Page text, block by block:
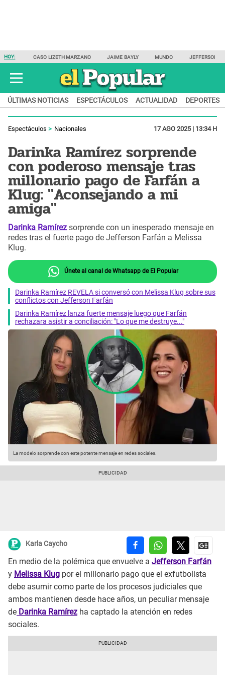
HOY: CASO LIZETH MARZANO JAIME BAYLY MUNDO JEFFERSON
ÚLTIMAS NOTICIAS ESPECTÁCULOS ACTUALIDAD DEPORTES
Espectáculos Nacionales 17 AGO 2025 | 13:34 H
Darinka Ramírez sorprende
con poderoso mensaje tras
millonario pago de Farfán a
Klug: "Aconsejando a mi
amiga"
Darinka Ramírez sorprende con un inesperado mensaje en
redes tras el fuerte pago de Jefferson Farfán a Melissa
Klug.
Únete al canal de Whatsapp de El Popular
Darinka Ramírez REVELA si conversó con Melissa Klug sobre sus
conflictos con Jefferson Farfán
Darinka Ramírez lanza fuerte mensaje luego que Farfán
rechazara asistir a conciliación: "Lo que me destruye..."
La modelo sorprende con este potente mensaje en redes sociales.
Karla Caycho
En medio de la polémica que envuelve a Jefferson Farfán
y Melissa Klug por el millonario pago que el exfutbolista
debe asumir como parte de los procesos judiciales que
ambos mantienen desde hace años, un peculiar mensaje
de Darinka Ramírez ha captado la atención en redes
sociales.